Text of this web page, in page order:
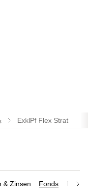
ExklPf Flex Strat
& Zinsen Fonds